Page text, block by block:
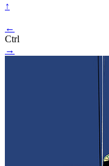
↑
←
Ctrl
→